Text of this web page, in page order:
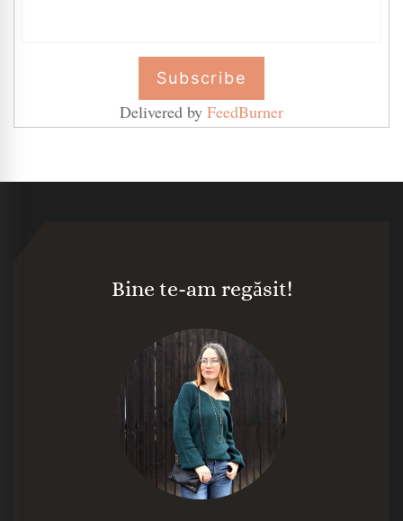
Delivered by FeedBurner
Bine te-am regăsit!